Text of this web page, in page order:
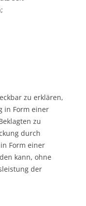
zu erklären,
in Form einer
zu
durch
Form einer
kann, ohne
der